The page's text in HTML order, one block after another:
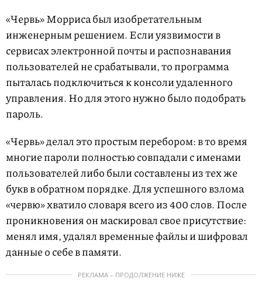
«Червь» Морриса был изобретательным
инженерным решением. Если уязвимости в
сервисах электронной почты и распознавания
пользователей не срабатывали, то программа
пыталась подключиться к консоли удаленного
управления. Но для этого нужно было подобрать
пароль.
«Червь» делал это простым перебором: в то время
многие пароли полностью совпадали с именами
пользователей либо были составлены из тех же
букв в обратном порядке. Для успешного взлома
«червю» хватило словаря всего из 400 слов. После
проникновения он маскировал свое присутствие:
менял имя, удалял временные файлы и шифровал
данные о себе в памяти.
РЕКЛАМА – ПРОДОЛЖЕНИЕ НИЖЕ